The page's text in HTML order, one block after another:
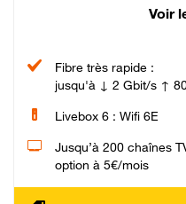
Voir
Fibre très rapide :
jusqu'à ↓ 2 Gbit/s ↑
Livebox 6 : Wifi 6E
Jusqu’à 200 chaînes
option à 5€/mois